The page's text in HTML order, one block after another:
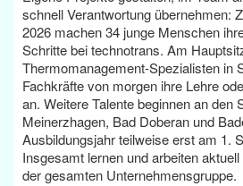
schnell Verantwortung übernehmen:
2026 machen 34 junge Menschen
Schritte bei technotrans. Am
Thermomanagement-Spezialisten in
Fachkräfte von morgen ihre Lehre
an. Weitere Talente beginnen an den
Meinerzhagen, Bad Doberan und
Ausbildungsjahr teilweise erst am 1.
Insgesamt lernen und arbeiten
der gesamten Unternehmensgruppe.